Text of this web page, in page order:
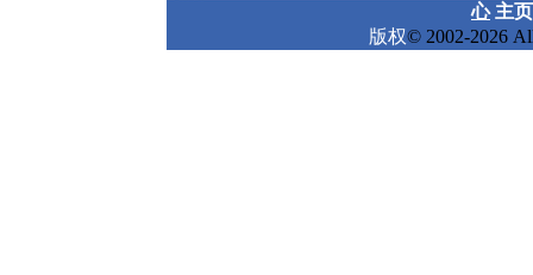
心主页
版权© 2002-2026